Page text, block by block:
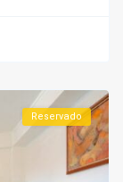
Reservado